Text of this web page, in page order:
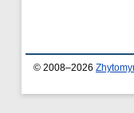
© 2008–2026